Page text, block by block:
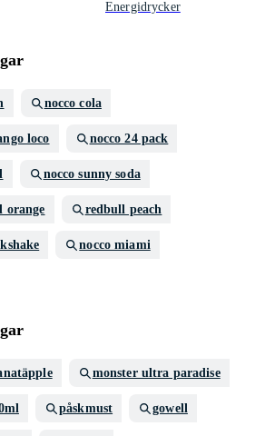
Energidrycker
nocco cola
loco nocco 24 pack
nocco sunny soda
orange redbull peach
nocco miami
monster ultra paradise
påskmust gowell